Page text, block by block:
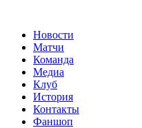
Новости
Матчи
Команда
Медиа
Клуб
История
Контакты
Фаншоп